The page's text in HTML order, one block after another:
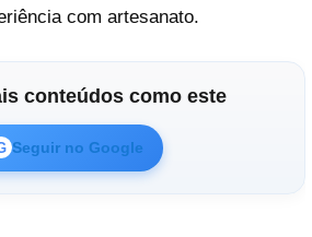
com artesanato.
conteúdos como este
Seguir no Google